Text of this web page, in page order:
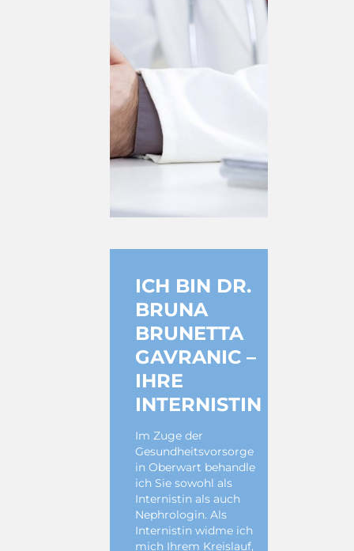
ICH BIN DR.
BRUNA
BRUNETTA
GAVRANIC –
IHRE
INTERNISTIN
Im Zuge der
Gesundheitsvorsorge
in Oberwart behandle
ich Sie sowohl als
Internistin als auch
Nephrologin. Als
Internistin widme ich
mich Ihrem Kreislauf,